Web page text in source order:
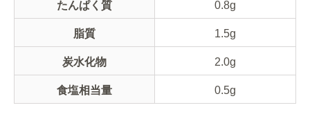
たんぱく質 0.8g
脂質 1.5g
炭水化物 2.0g
食塩相当量 0.5g